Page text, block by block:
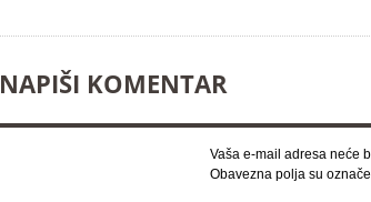
NAPIŠI KOMENTAR
Vaša e-mail adresa neće
Obavezna polja su